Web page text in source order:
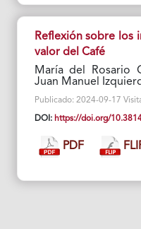
Reflexión sobre los
valor del Café
María del Rosario
Juan Manuel
Publicado: 2024-09-17
DOI: https://doi.org/
PDF